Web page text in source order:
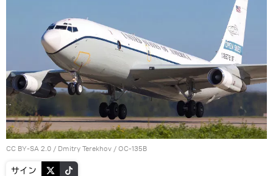
CC BY-SA 2.0 / Dmitry Terekhov / OC-135B
サイン